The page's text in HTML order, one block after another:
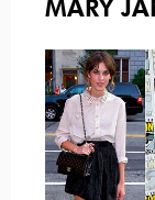
MARY